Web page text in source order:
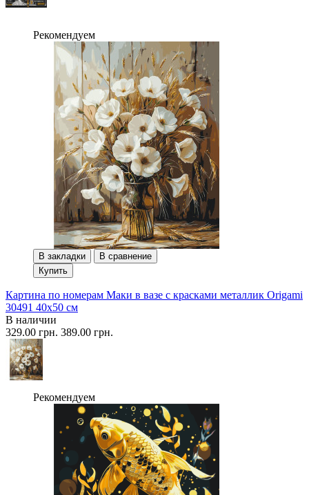
Рекомендуем
В закладки
В сравнение
Купить
Картина по номерам Маки в вазе с красками металлик Origami
30491 40x50 см
В наличии
329.00 грн. 389.00 грн.
Рекомендуем